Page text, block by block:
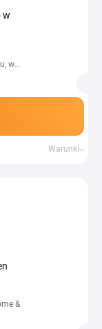
ogrodu.
w
w
Warunki
&